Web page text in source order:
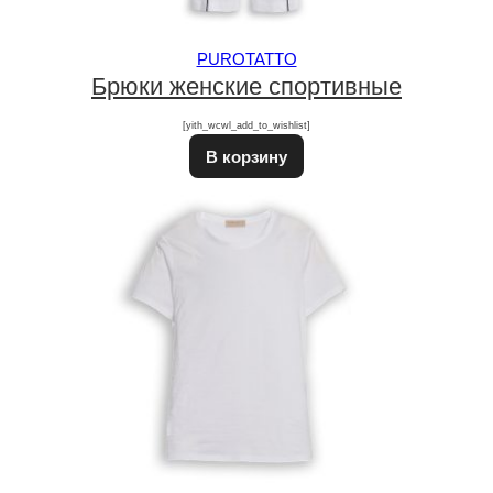
PUROTATTO
Брюки женские спортивные
[yith_wcwl_add_to_wishlist]
В корзину